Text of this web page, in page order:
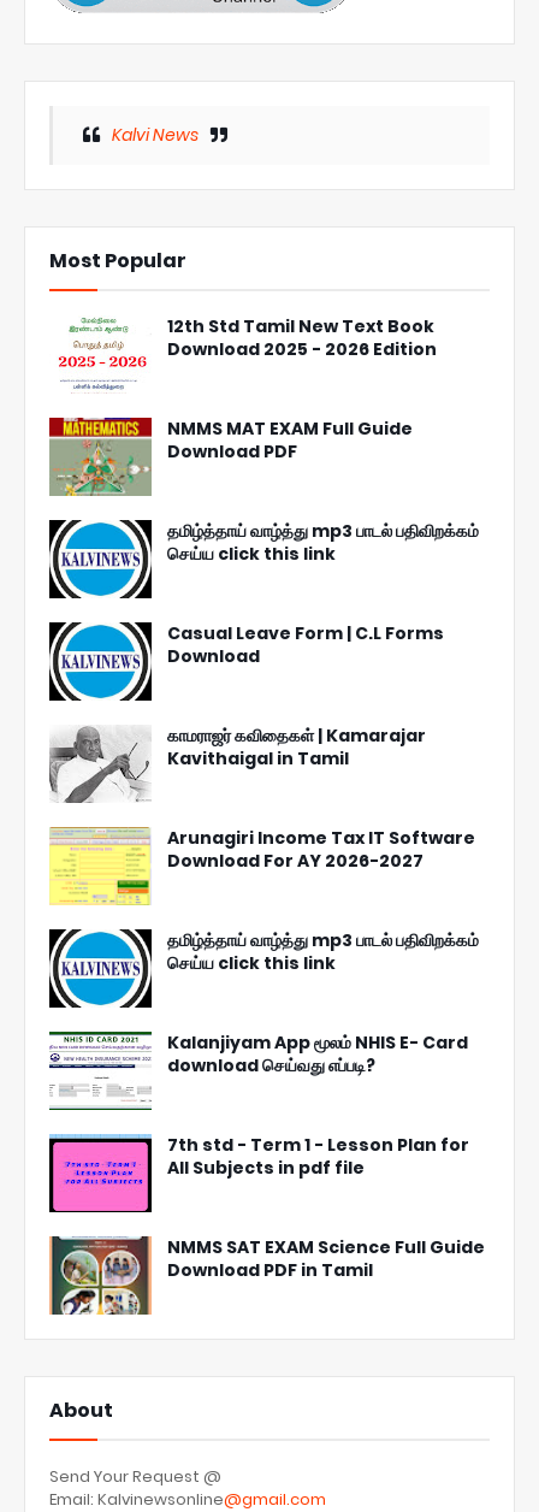
Kalvi News
Most Popular
12th Std Tamil New Text Book
Download 2025 - 2026 Edition
NMMS MAT EXAM Full Guide
Download PDF
தமிழ்த்தாய் வாழ்த்து mp3 பாடல் பதிவிறக்கம்
செய்ய click this link
Casual Leave Form | C.L Forms
Download
காமராஜர் கவிதைகள் | Kamarajar
Kavithaigal in Tamil
Arunagiri Income Tax IT Software
Download For AY 2026-2027
தமிழ்த்தாய் வாழ்த்து mp3 பாடல் பதிவிறக்கம்
செய்ய click this link
Kalanjiyam App மூலம் NHIS E- Card
download செய்வது எப்படி?
7th std - Term 1 - Lesson Plan for
All Subjects in pdf file
NMMS SAT EXAM Science Full Guide
Download PDF in Tamil
About
Send Your Request @
Email: Kalvinewsonline@gmail.com